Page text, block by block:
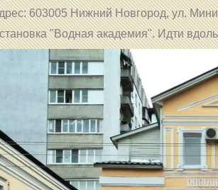
603005 Нижний Новгород, ул.
"Водная академия". Идти